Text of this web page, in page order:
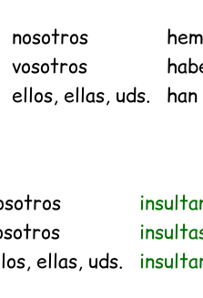
nosotros
vosotros
ellos, ellas, uds.
han
ellas, uds.